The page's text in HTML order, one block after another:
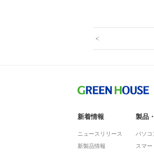
新着情報
ニュースリリース
新製品情報
製品
パソコ
スマ